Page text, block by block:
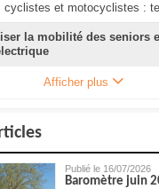
cyclistes et motocyclistes :
la mobilité des seniors
Afficher plus
Publié le 16/07/2026
Baromètre juin